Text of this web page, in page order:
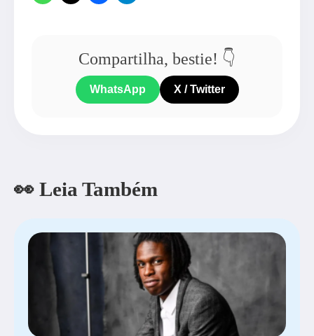
Compartilha, bestie! 👇
WhatsApp X / Twitter
👀 Leia Também